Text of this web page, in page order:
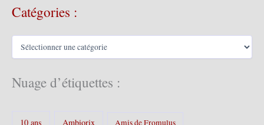
h
s
Catégories :
C
é
g
Nuage d’étiquettes :
10 ans Ambiorix Amis de Fromulus